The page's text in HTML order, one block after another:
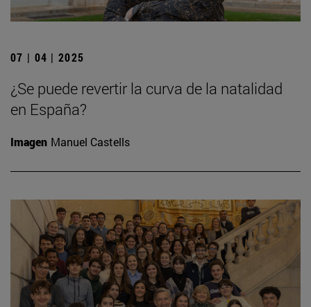
07 | 04 | 2025
¿Se puede revertir la curva de la natalidad
en España?
Imagen Manuel Castells